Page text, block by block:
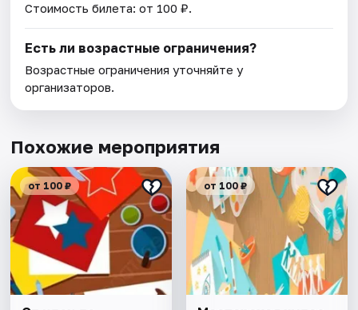
Стоимость билета: от 100 ₽.
Есть ли возрастные ограничения?
Возрастные ограничения уточняйте у
организаторов.
Похожие мероприятия
от 100 ₽ от 100 ₽